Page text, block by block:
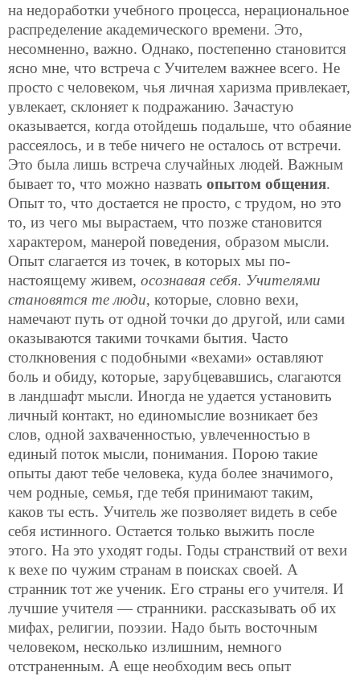
на недоработки учебного процесса, нерациональное
распределение академического времени. Это,
несомненно, важно. Однако, постепенно становится
ясно мне, что встреча с Учителем важнее всего. Не
просто с человеком, чья личная харизма привлекает,
увлекает, склоняет к подражанию. Зачастую
оказывается, когда отойдешь подальше, что обаяние
рассеялось, и в тебе ничего не осталось от встречи.
Это была лишь встреча случайных людей. Важным
бывает то, что можно назвать опытом общения.
Опыт то, что достается не просто, с трудом, но это
то, из чего мы вырастаем, что позже становится
характером, манерой поведения, образом мысли.
Опыт слагается из точек, в которых мы по-
настоящему живем, осознавая себя. Учителями
становятся те люди, которые, словно вехи,
намечают путь от одной точки до другой, или сами
оказываются такими точками бытия. Часто
столкновения с подобными «вехами» оставляют
боль и обиду, которые, зарубцевавшись, слагаются
в ландшафт мысли. Иногда не удается установить
личный контакт, но единомыслие возникает без
слов, одной захваченностью, увлеченностью в
единый поток мысли, понимания. Порою такие
опыты дают тебе человека, куда более значимого,
чем родные, семья, где тебя принимают таким,
каков ты есть. Учитель же позволяет видеть в себе
себя истинного. Остается только выжить после
этого. На это уходят годы. Годы странствий от вехи
к вехе по чужим странам в поисках своей. А
странник тот же ученик. Его страны его учителя. И
лучшие учителя — странники. рассказывать об их
мифах, религии, поэзии. Надо быть восточным
человеком, несколько излишним, немного
отстраненным. А еще необходим весь опыт